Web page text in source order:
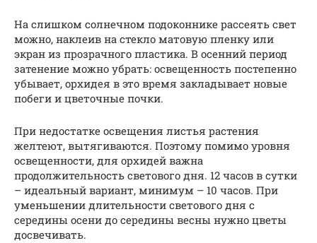
На слишком солнечном подоконнике рассеять свет
можно, наклеив на стекло матовую пленку или
экран из прозрачного пластика. В осенний период
затенение можно убрать: освещенность постепенно
убывает, орхидея в это время закладывает новые
побеги и цветочные почки.
При недостатке освещения листья растения
желтеют, вытягиваются. Поэтому помимо уровня
освещенности, для орхидей важна
продолжительность светового дня. 12 часов в сутки
– идеальный вариант, минимум – 10 часов. При
уменьшении длительности светового дня с
середины осени до середины весны нужно цветы
досвечивать.